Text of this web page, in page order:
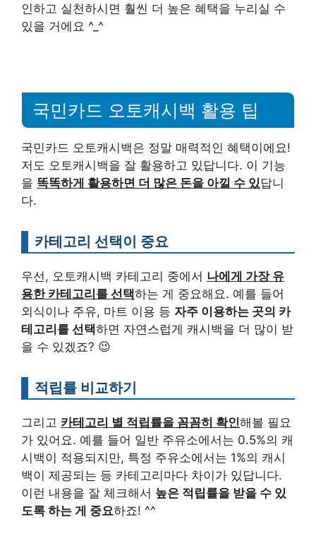
인하고 실천하시면 훨씬 더 높은 혜택을 누리실 수
있을 거에요 ^_^
국민카드 오토캐시백 활용 팁
국민카드 오토캐시백은 정말 매력적인 혜택이에요!
저도 오토캐시백을 잘 활용하고 있답니다. 이 기능
을 똑똑하게 활용하면 더 많은 돈을 아낄 수 있 답니
다.
카테고리 선택이 중요
우선, 오토캐시백 카테고리 중에서 나에게 가장 유
용한 카테고리를 선택하는 게 중요해요. 예를 들어
외식이나 주유, 마트 이용 등 자주 이용하는 곳의 카
테고리를 선택하면 자연스럽게 캐시백을 더 많이 받
을 수 있겠죠? 😉
적립률 비교하기
그리고 카테고리 별 적립률을 꼼꼼히 확인해볼 필요
가 있어요. 예를 들어 일반 주유소에서는 0.5%의 캐
시백이 적용되지만, 특정 주유소에서는 1%의 캐시
백이 제공되는 등 카테고리마다 차이가 있답니다.
이런 내용을 잘 체크해서 높은 적립률을 받을 수 있
도록 하는 게 중요하죠! ^^